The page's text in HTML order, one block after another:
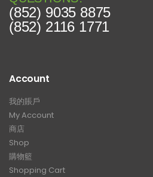
(852) 9035 8875
(852) 2116 1771
Account
我的賬戶
My Account
商店
Shop
購物籃
Shopping Cart